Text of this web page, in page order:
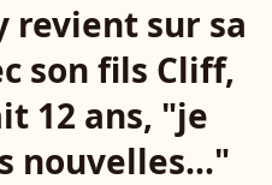
revient sur sa
son fils Cliff,
12 ans, "je
nouvelles..."